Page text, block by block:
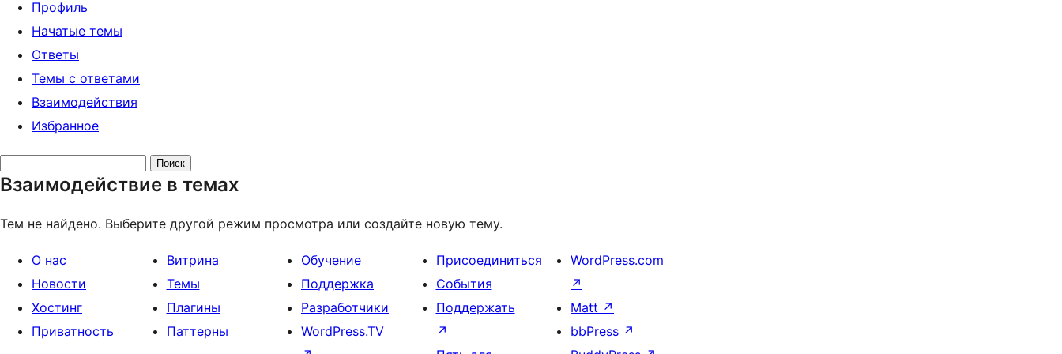
Профиль
Начатые темы
Ответы
Темы с ответами
Взаимодействия
Избранное
тем:
Взаимодействие в темах
Тем не найдено. Выберите другой режим просмотра или создайте новую тему.
О нас
Новости
Хостинг
Приватность
Витрина
Темы
Плагины
Паттерны
Обучение
Поддержка
Разработчики
WordPress.TV
Присоединиться
События
Поддержать
↗
WordPress.com
↗
Matt ↗
bbPress ↗